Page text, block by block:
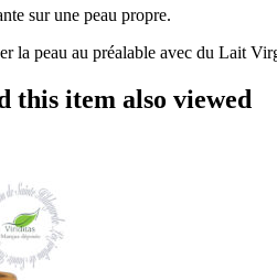
sur une peau propre.
la peau au préalable avec du Lait
this item also viewed